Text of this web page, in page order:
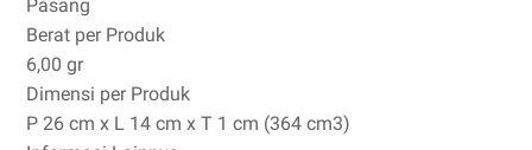
Pasang
Berat per Produk
6,00 gr
Dimensi per Produk
P 26 cm x L 14 cm x T 1 cm (364 cm3)